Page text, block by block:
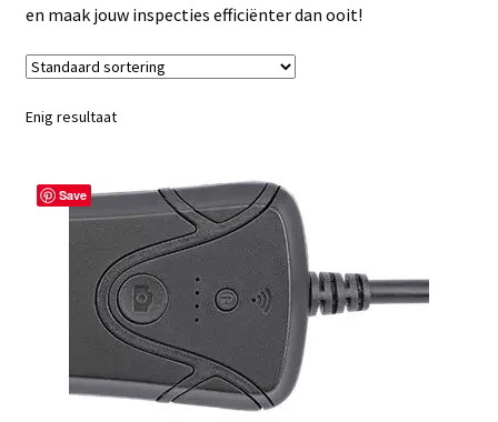
Winkelwagen
en maak jouw inspecties efficiënter dan ooit!
Enig resultaat
Save